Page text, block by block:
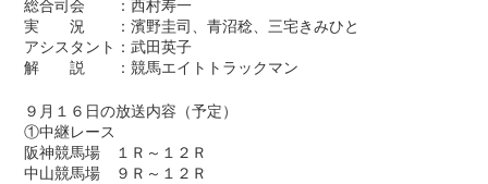
総合司会 ：西村寿一
実 況 ：濱野圭司、青沼稔、三宅きみひと
アシスタント：武田英子
解 説 ：競馬エイトトラックマン
９月１６日の放送内容（予定）
①中継レース
阪神競馬場 １Ｒ～１２Ｒ
中山競馬場 ９Ｒ～１２Ｒ